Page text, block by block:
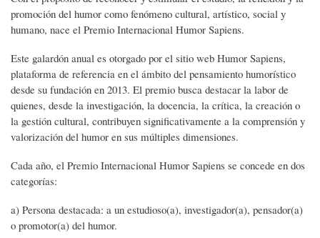
promoción del humor como fenómeno cultural, artístico, social y
humano, nace el Premio Internacional Humor Sapiens.
Este galardón anual es otorgado por el sitio web Humor Sapiens,
plataforma de referencia en el ámbito del pensamiento humorístico
desde su fundación en 2013. El premio busca destacar la labor de
quienes, desde la investigación, la docencia, la crítica, la creación o
la gestión cultural, contribuyen significativamente a la comprensión y
valorización del humor en sus múltiples dimensiones.
Cada año, el Premio Internacional Humor Sapiens se concede en dos
categorías:
a) Persona destacada: a un estudioso(a), investigador(a), pensador(a)
o promotor(a) del humor.